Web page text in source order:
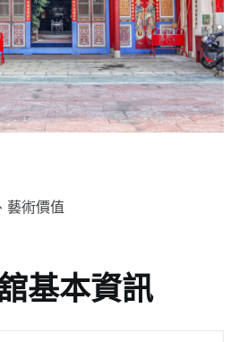
藝術價值
基本資訊